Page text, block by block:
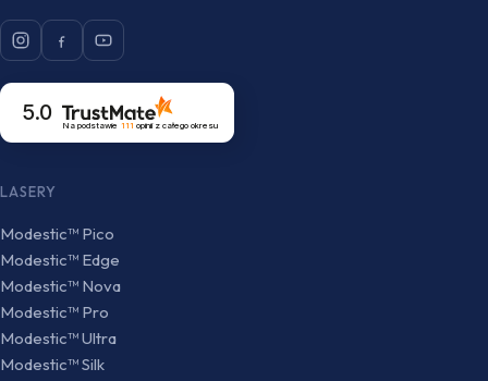
5.0
Na podstawie 111 opinii z całego okresu
LASERY
Modestic™ Pico
Modestic™ Edge
Modestic™ Nova
Modestic™ Pro
Modestic™ Ultra
Modestic™ Silk